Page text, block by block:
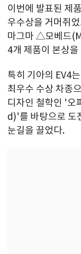
이번에 발표된 제
우수상을 거머쥐
마그마 △모베드
4개 제품이 본상을
특히 기아의 EV4
최우수 수상 차종
디자인 철학인 '
d)'를 바탕으로 도
눈길을 끌었다.